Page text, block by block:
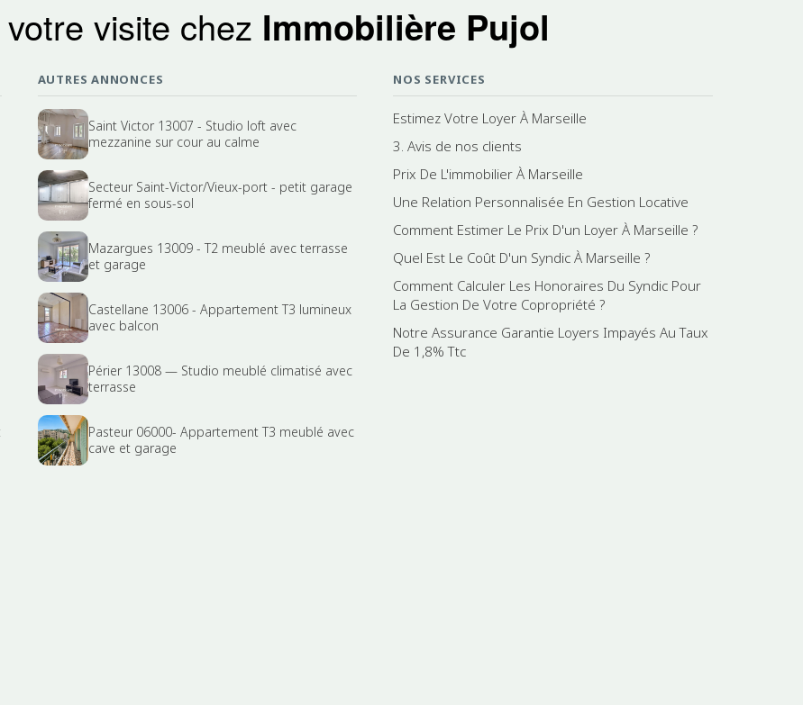
visite chez Immobilière Pujol
AUTRES ANNONCES
Saint Victor 13007 - Studio loft avec
mezzanine sur cour au calme
Secteur Saint-Victor/Vieux-port - petit garage
fermé en sous-sol
Mazargues 13009 - T2 meublé avec terrasse
et garage
Castellane 13006 - Appartement T3 lumineux
avec balcon
Périer 13008 — Studio meublé climatisé avec
terrasse
Pasteur 06000- Appartement T3 meublé avec
cave et garage
NOS SERVICES
Estimez Votre Loyer À Marseille
3. Avis de nos clients
Prix De L'immobilier À Marseille
Une Relation Personnalisée En Gestion Locative
Comment Estimer Le Prix D'un Loyer À Marseille ?
Quel Est Le Coût D'un Syndic À Marseille ?
Comment Calculer Les Honoraires Du Syndic Pour
La Gestion De Votre Copropriété ?
Notre Assurance Garantie Loyers Impayés Au Taux
De 1,8% Ttc